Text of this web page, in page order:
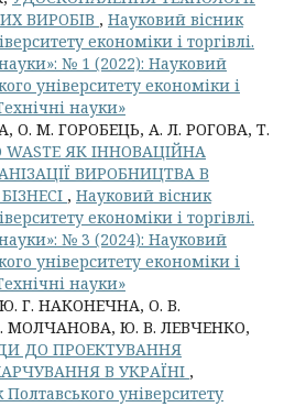
ВИРОБІВ , Науковий вісник
економіки і торгівлі.
№ 1 (2022): Науковий
університету економіки і
науки»
О. М. ГОРОБЕЦЬ, А. Л. РОГОВА, Т.
WASTE ЯК ІННОВАЦІЙНА
ВИРОБНИЦТВА В
, Науковий вісник
економіки і торгівлі.
№ 3 (2024): Науковий
університету економіки і
науки»
Г. НАКОНЕЧНА, О. В.
МОЛЧАНОВА, Ю. В. ЛЕВЧЕНКО,
ДО ПРОЕКТУВАННЯ
В УКРАЇНІ ,
університету